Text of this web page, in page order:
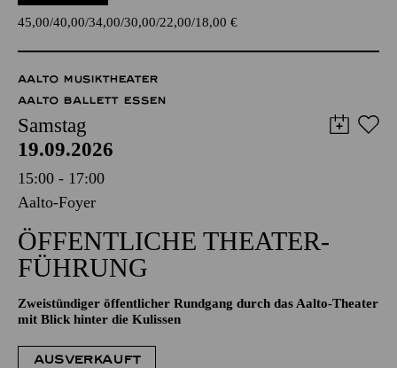
45,00 40,00 34,00 30,00 22,00 18,00 €
AALTO MUSIKTHEATER
AALTO BALLETT ESSEN
Samstag
19.09.2026
15:00 - 17:00
Aalto-Foyer
ÖFFENTLICHE THEATER­
FÜHRUNG
Zweistündiger öffentlicher Rundgang durch das Aalto-Theater
mit Blick hinter die Kulissen
AUSVERKAUFT